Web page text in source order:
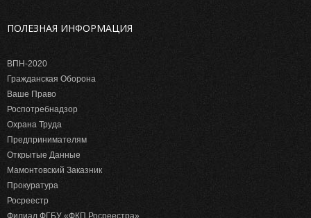
ПОЛЕЗНАЯ ИНФОРМАЦИЯ
ВПН-2020
Гражданская Оборона
Ваше Право
Роспотребнадзор
Охрана Труда
Предпринимателям
Открытые Данные
Мамонтовский Заказник
Прокуратура
Росреестр
Филиал ФГБУ «ФКП Росреестра»